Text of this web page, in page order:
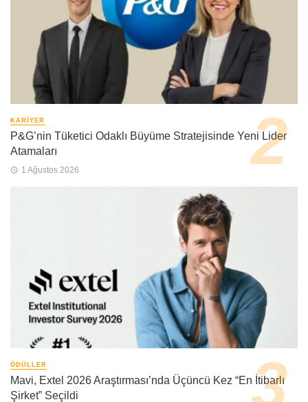
KARIYER
P&G’nin Tüketici Odaklı Büyüme Stratejisinde Yeni Lider
Atamaları
1 Ağustos 2026
ÖDÜLLER
Mavi, Extel 2026 Araştırması’nda Üçüncü Kez “En İtibarlı
Şirket” Seçildi